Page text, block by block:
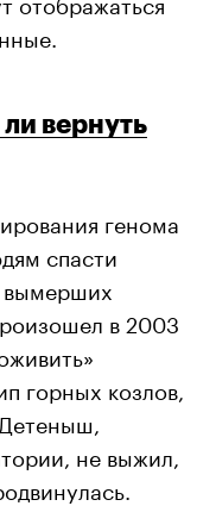
вернуть
генома
спасти
вымерших
в 2003
горных козлов,
не выжил,